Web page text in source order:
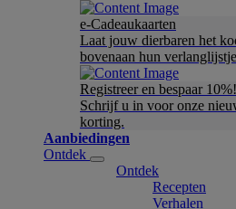
e-Cadeaukaarten
Laat jouw dierbaren het
bovenaan hun
Registreer en bespaar 10%!
Schrijf u in voor onze
korting.
Aanbiedingen
Ontdek
Ontdek
Recepten
Verhalen